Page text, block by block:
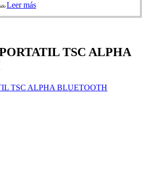
Leer más
TSC ALPHA
TSC ALPHA BLUETOOTH